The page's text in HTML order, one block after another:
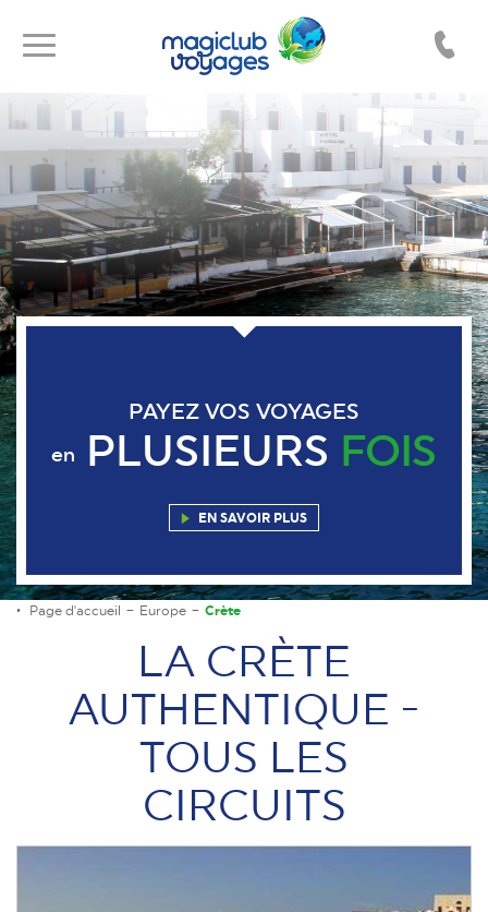
Toggle
Toggle
navigation
PAYEZ VOS VOYAGES
en PLUSIEURS FOIS
EN SAVOIR PLUS
Page d'accueil Europe Crète
LA CRÈTE
AUTHENTIQUE -
TOUS LES
CIRCUITS